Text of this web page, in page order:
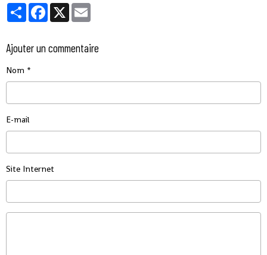
PartagerFacebook
X
Ajouter un commentaire
Nom
E-mail
Site Internet